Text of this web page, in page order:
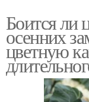
Боится ли
осенних
цветную